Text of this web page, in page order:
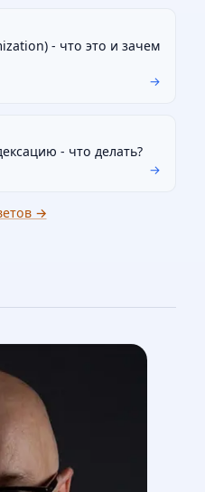
- что это и зачем
→
- что делать?
→
→